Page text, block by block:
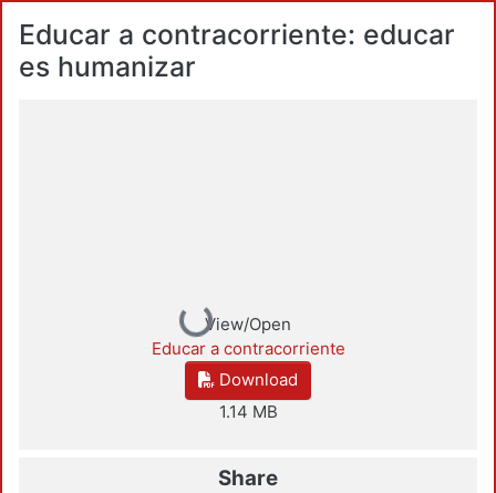
Educar a contracorriente: educar
es humanizar
Loading...
View/Open
Educar a contracorriente
Download
1.14 MB
Share